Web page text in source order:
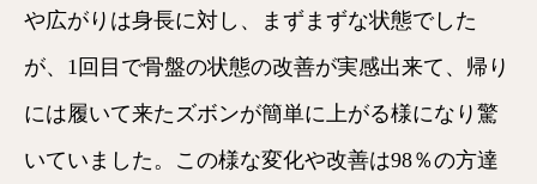
や広がりは身長に対し、まずまずな状態でした
が、1回目で骨盤の状態の改善が実感出来て、帰り
には履いて来たズボンが簡単に上がる様になり驚
いていました。この様な変化や改善は98％の方達